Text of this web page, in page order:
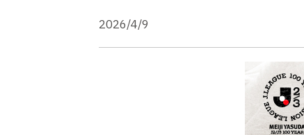
2026/4/9